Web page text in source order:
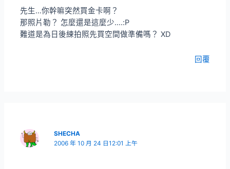
先生…你幹嘛突然買金卡啊？
那照片勒？ 怎麼還是這麼少….:P
難道是為日後練拍照先買空間做準備嗎？ XD
回覆
SHECHA
2006 年 10 月 24 日12:01 上午